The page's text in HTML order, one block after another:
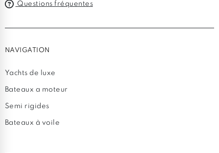
Questions fréquentes
NAVIGATION
Yachts de luxe
Bateaux a moteur
Semi rigides
Bateaux à voile